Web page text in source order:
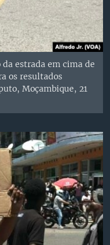
estrada em cima de
os resultados
Moçambique, 21